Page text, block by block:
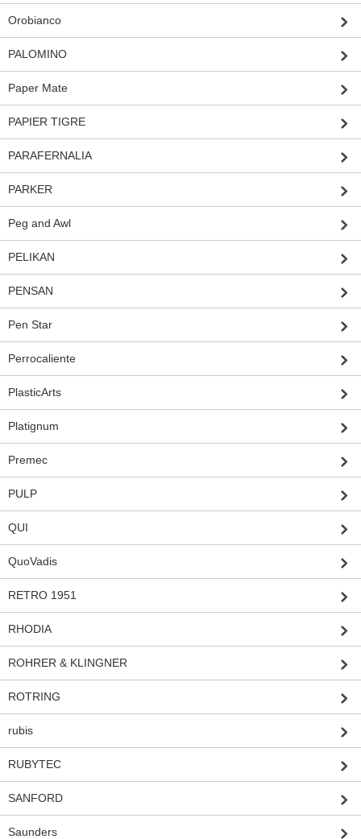
Orobianco
PALOMINO
Paper Mate
PAPIER TIGRE
PARAFERNALIA
PARKER
Peg and Awl
PELIKAN
PENSAN
Pen Star
Perrocaliente
PlasticArts
Platignum
Premec
PULP
QUI
QuoVadis
RETRO 1951
RHODIA
ROHRER & KLINGNER
ROTRING
rubis
RUBYTEC
SANFORD
Saunders